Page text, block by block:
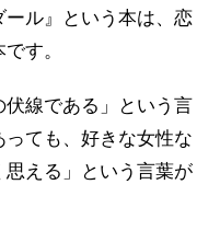
ール』という本は、恋
す。
線である」という言
ても、好きな女性な
思える」という言葉が